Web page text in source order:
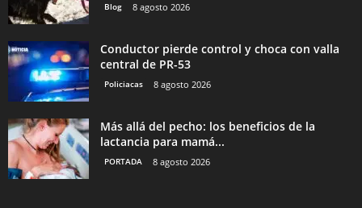
Blog 8 agosto 2026
Conductor pierde control y choca con valla
central de PR-53
Policiacas 8 agosto 2026
Más allá del pecho: los beneficios de la
lactancia para mamá...
PORTADA 8 agosto 2026